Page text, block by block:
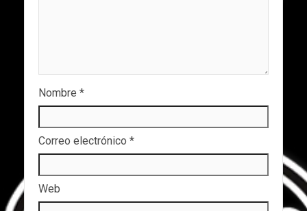
Nombre *
Correo electrónico *
Web